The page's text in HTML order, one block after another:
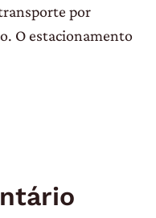
por
O estacionamento